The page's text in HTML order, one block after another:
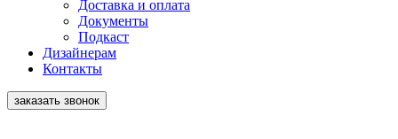
Доставка и оплата
Документы
Подкаст
Дизайнерам
Контакты
заказать звонок